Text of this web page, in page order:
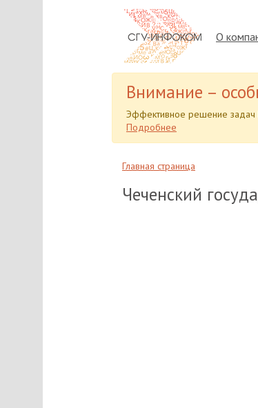
О
Внимание –
Эффективное решение задач
Подробнее
Главная страница
Чеченский